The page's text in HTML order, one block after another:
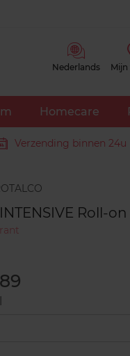
Nederlands Mijn
Homecare
Verzending binnen 24u
Roll-